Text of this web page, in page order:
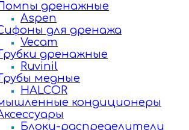
дренажные
Aspen
для дренажа
Vecam
дренажные
Ruvinil
медные
HALCOR
кондиционеры
Блоки-распределители